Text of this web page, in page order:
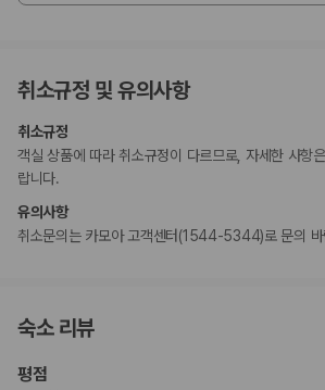
계절에 따라 운영되는 수영장은 4월 01일 ~ 10월
수영장 이용 시간은 10:00 ~ 21:00입니다.
비대면 체크인, 비대면 체크아웃 서비스를 이용
부가 정보
추가 안내사항
뷔페아침 식사 요금: 성인 KRW 17000, 어린이
위 목록에 명시되지 않은 다른 항목이 있을 수 있습니
취소규정 및 유의사항
취소규정
객실 상품에 따라 취소규정이 다르므로, 자세한 사항
랍니다.
유의사항
취소문의는 카모아 고객센터(1544-5344)로 문의 바
숙소 리뷰
평점